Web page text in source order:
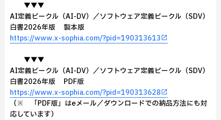
▼▼▼
AI定義ビークル（AI-DV）／ソフトウェア定義ビークル（SDV）
白書2026年版 製本版
https://www.x-sophia.com/?pid=190313613
▼▼▼
AI定義ビークル（AI-DV）／ソフトウェア定義ビークル（SDV）
白書2026年版 PDF版
https://www.x-sophia.com/?pid=190313628
（※ 「PDF版」はeメール／ダウンロードでの納品方法にも対
応しています）